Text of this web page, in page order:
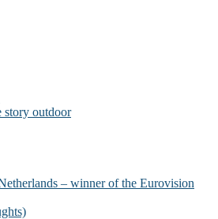
story outdoor
– winner of the Eurovision